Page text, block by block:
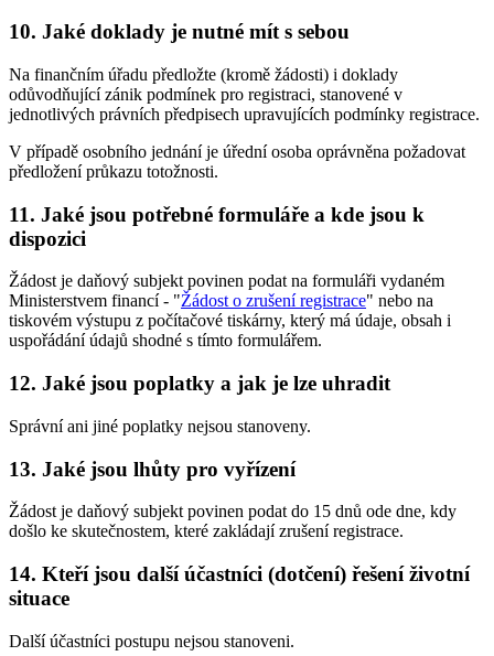
10. Jaké doklady je nutné mít s sebou
Na finančním úřadu předložte (kromě žádosti) i doklady
odůvodňující zánik podmínek pro registraci, stanovené v
jednotlivých právních předpisech upravujících podmínky registrace.
V případě osobního jednání je úřední osoba oprávněna požadovat
předložení průkazu totožnosti.
11. Jaké jsou potřebné formuláře a kde jsou k
dispozici
Žádost je daňový subjekt povinen podat na formuláři vydaném
Ministerstvem financí - "Žádost o zrušení registrace" nebo na
tiskovém výstupu z počítačové tiskárny, který má údaje, obsah i
uspořádání údajů shodné s tímto formulářem.
12. Jaké jsou poplatky a jak je lze uhradit
Správní ani jiné poplatky nejsou stanoveny.
13. Jaké jsou lhůty pro vyřízení
Žádost je daňový subjekt povinen podat do 15 dnů ode dne, kdy
došlo ke skutečnostem, které zakládají zrušení registrace.
14. Kteří jsou další účastníci (dotčení) řešení životní
situace
Další účastníci postupu nejsou stanoveni.